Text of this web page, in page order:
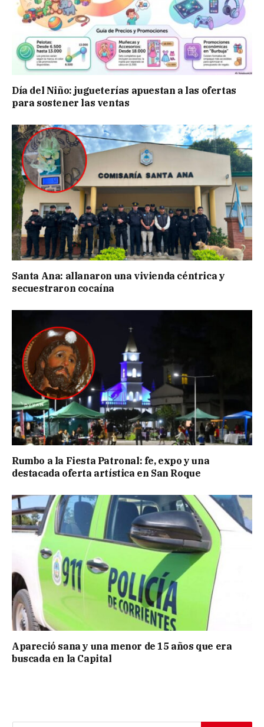
Día del Niño: jugueterías apuestan a las ofertas
para sostener las ventas
Santa Ana: allanaron una vivienda céntrica y
secuestraron cocaína
Rumbo a la Fiesta Patronal: fe, expo y una
destacada oferta artística en San Roque
Apareció sana y una menor de 15 años que era
buscada en la Capital